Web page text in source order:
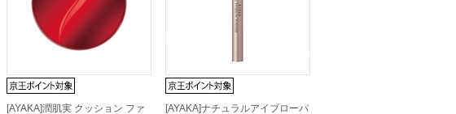
[AYAKA]潤肌実 クッション ファ
[AYAKA]ナチュラルアイブローパ